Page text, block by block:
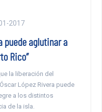
2017
puede aglutinar a
Rico”
la liberación del
López Rivera puede
a los distintos
de la isla.